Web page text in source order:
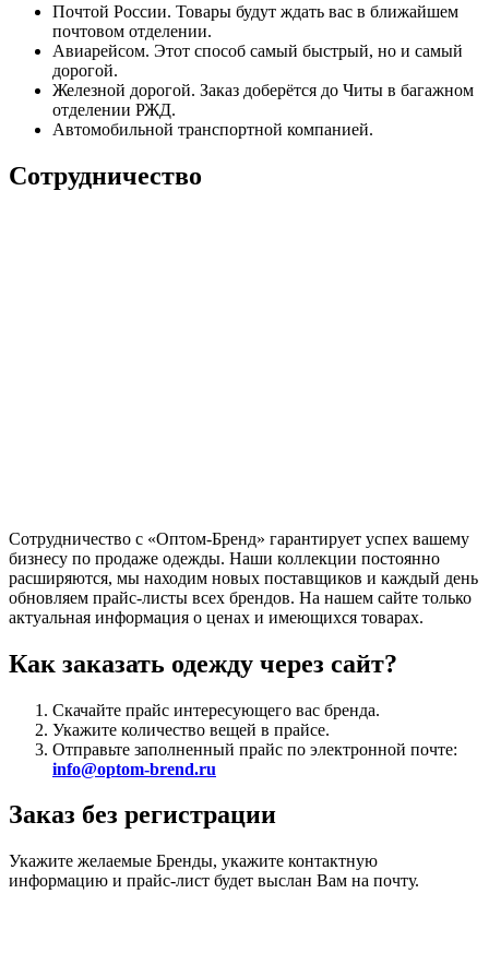
Почтой России. Товары будут ждать вас в ближайшем
почтовом отделении.
Авиарейсом. Этот способ самый быстрый, но и самый
дорогой.
Железной дорогой. Заказ доберётся до Читы в багажном
отделении РЖД.
Автомобильной транспортной компанией.
Сотрудничество
Сотрудничество с «Оптом-Бренд» гарантирует успех вашему
бизнесу по продаже одежды. Наши коллекции постоянно
расширяются, мы находим новых поставщиков и каждый день
обновляем прайс-листы всех брендов. На нашем сайте только
актуальная информация о ценах и имеющихся товарах.
Как заказать одежду через сайт?
Скачайте прайс интересующего вас бренда.
Укажите количество вещей в прайсе.
Отправьте заполненный прайс по электронной почте:
info@optom-brend.ru
Заказ без регистрации
Укажите желаемые Бренды, укажите контактную
информацию и прайс-лист будет выслан Вам на почту.